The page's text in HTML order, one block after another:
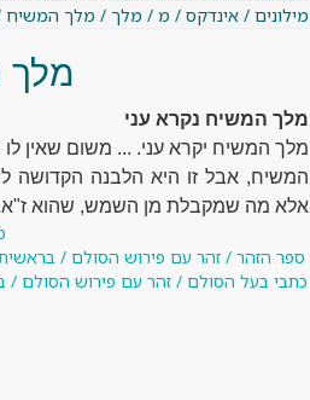
מילונים / אינדקס / מ / מלך / מלך
מלך
מלך המשיח נקרא עני
מלך המשיח יקרא עני. ... משום שאין
המשיח, אבל זו היא הלבנה הקדושה
אלא מה שמקבלת מן השמש, שהוא ז"א.
ספר הזהר / זהר עם פירוש הסולם /
כתבי בעל הסולם / זהר עם פירוש הסולם